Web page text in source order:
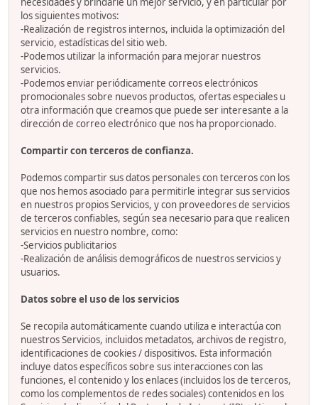
los siguientes motivos:
-Realización de registros internos, incluida la optimización del
servicio, estadísticas del sitio web.
-Podemos utilizar la información para mejorar nuestros
servicios.
-Podemos enviar periódicamente correos electrónicos
promocionales sobre nuevos productos, ofertas especiales u
otra información que creamos que puede ser interesante a la
dirección de correo electrónico que nos ha proporcionado.
Compartir con terceros de confianza.
Podemos compartir sus datos personales con terceros con los
que nos hemos asociado para permitirle integrar sus servicios
en nuestros propios Servicios, y con proveedores de servicios
de terceros confiables, según sea necesario para que realicen
servicios en nuestro nombre, como:
-Servicios publicitarios
-Realización de análisis demográficos de nuestros servicios y
usuarios.
Datos sobre el uso de los servicios
Se recopila automáticamente cuando utiliza e interactúa con
nuestros Servicios, incluidos metadatos, archivos de registro,
identificaciones de cookies / dispositivos. Esta información
incluye datos específicos sobre sus interacciones con las
funciones, el contenido y los enlaces (incluidos los de terceros,
como los complementos de redes sociales) contenidos en los